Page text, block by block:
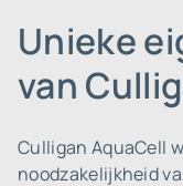
Unieke
van
Culligan AquaCell
noodzakelijkheid